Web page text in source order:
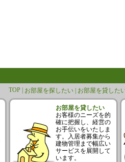
TOP | お部屋を探したい | お部屋を貸した
お部屋を貸したい
お客様のニーズを的
確に把握し、経営の
お手伝いをいたしま
す。入居者募集から
建物管理まで幅広い
サービスを展開して
います。